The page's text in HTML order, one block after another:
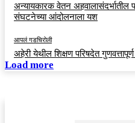
अन्यायकारक वेतन अहवालासंदर्भातील
संघटनेच्या आंदोलनाला यश
आपलं गडचिरोली
अहेरी येथील शिक्षण परिषदेत गुणवत्तापूर्ण
Load more